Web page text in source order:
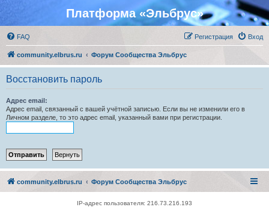
Платформа «Эльбрус»
FAQ Вход
Регистрация
community.elbrus.ru Форум Сообщества Эльбрус
Восстановить пароль
Адрес email:
Адрес email, связанный с вашей учётной записью. Если вы не изменили его в
Личном разделе, то это адрес email, указанный вами при регистрации.
community.elbrus.ru Форум Сообщества Эльбрус
IP-адрес пользователя: 216.73.216.193